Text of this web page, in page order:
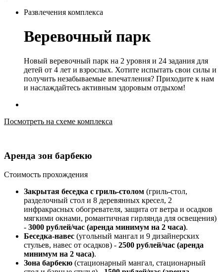
Развлечения комплекса
Веревочный парк
Новый веревочный парк на 2 уровня и 24 задания для
детей от 4 лет и взрослых. Хотите испытать свои силы и
получить незабываемые впечатления? Приходите к нам
и наслаждайтесь активным здоровым отдыхом!
Посмотреть на схеме комплекса
Аренда зон барбекю
Стоимость прохождения
Закрытая беседка с гриль-столом (гриль-стол,
разделочный стол и 8 деревянных кресел, 2
инфракрасных обогревателя, защита от ветра и осадков
мягкими окнами, романтичная гирлянда для освещения)
- 3000 рублей/час (аренда минимум на 2 часа).
Беседка-навес (угольный мангал и 9 дизайнерских
стульев, навес от осадков) - 2500 рублей/час (аренда
минимум на 2 часа).
Зона барбекю (стационарный мангал, стационарный